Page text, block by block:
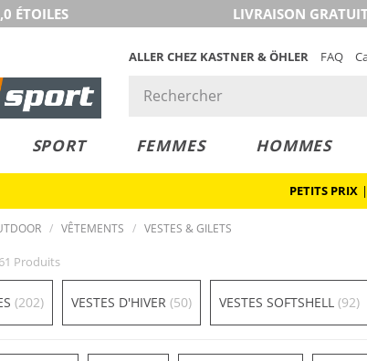
LIVRAISON
ALLER CHEZ KASTNER & ÖHLER FAQ
SPORT FEMMES HOMMES
PETITS PRIX |
VÊTEMENTS VESTES & GILETS
Produits
(202) VESTES D'HIVER (50) VESTES SOFTSHELL (92)